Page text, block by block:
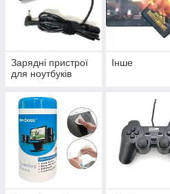
Зарядні пристрої
для ноутбуків
Інше